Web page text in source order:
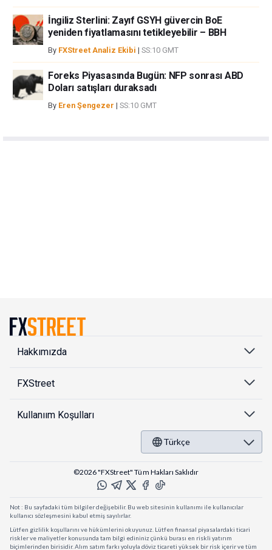
İngiliz Sterlini: Zayıf GSYH güvercin BoE
yeniden fiyatlamasını tetikleyebilir – BBH
By FXStreet Analiz Ekibi | SS:10 GMT
Foreks Piyasasında Bugün: NFP sonrası ABD
Doları satışları duraksadı
By Eren Şengezer | SS:10 GMT
Hakkımızda
FXStreet
Kullanıım Koşulları
Türkçe
©2026 "FXStreet" Tüm Hakları Saklıdır
Not : Bu sayfadaki tüm bilgiler değişebilir. Bu web sitesinin kullanımı ile kullanıcılar
kullanıcı sözleşmesini kabul etmiş sayılırlar.
Lütfen gizlilik koşullarını ve hükümlerini okuyunuz. Lütfen finansal piyasalardaki ticari
riskler ve maliyetler konusunda tam bilgi edininiz çünkü burası en riskli yatırım
biçimlerinden birisidir. Alım satım farkı yoluyla döviz ticareti yüksek bir risk içerir ve tüm